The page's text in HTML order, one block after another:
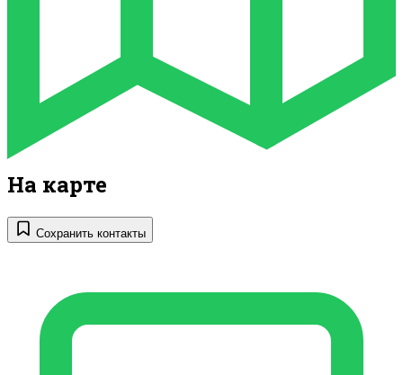
На карте
Сохранить контакты